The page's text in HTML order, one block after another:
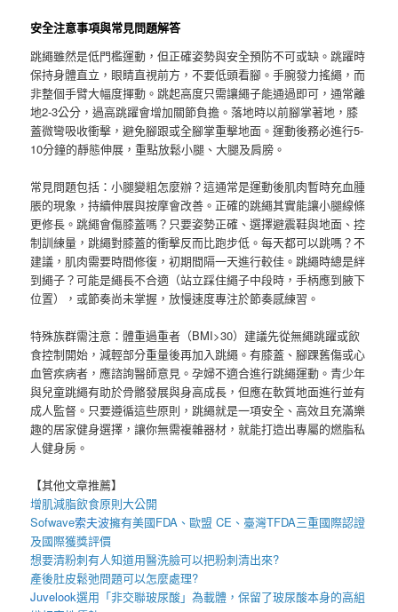
安全注意事項與常見問題解答
跳繩雖然是低門檻運動，但正確姿勢與安全預防不可或缺。跳躍時
保持身體直立，眼睛直視前方，不要低頭看腳。手腕發力搖繩，而
非整個手臂大幅度揮動。跳起高度只需讓繩子能通過即可，通常離
地2-3公分，過高跳躍會增加關節負擔。落地時以前腳掌著地，膝
蓋微彎吸收衝擊，避免腳跟或全腳掌重擊地面。運動後務必進行5-
10分鐘的靜態伸展，重點放鬆小腿、大腿及肩膀。
常見問題包括：小腿變粗怎麼辦？這通常是運動後肌肉暫時充血腫
脹的現象，持續伸展與按摩會改善。正確的跳繩其實能讓小腿線條
更修長。跳繩會傷膝蓋嗎？只要姿勢正確、選擇避震鞋與地面、控
制訓練量，跳繩對膝蓋的衝擊反而比跑步低。每天都可以跳嗎？不
建議，肌肉需要時間修復，初期間隔一天進行較佳。跳繩時總是絆
到繩子？可能是繩長不合適（站立踩住繩子中段時，手柄應到腋下
位置），或節奏尚未掌握，放慢速度專注於節奏感練習。
特殊族群需注意：體重過重者（BMI>30）建議先從無繩跳躍或飲
食控制開始，減輕部分重量後再加入跳繩。有膝蓋、腳踝舊傷或心
血管疾病者，應諮詢醫師意見。孕婦不適合進行跳繩運動。青少年
與兒童跳繩有助於骨骼發展與身高成長，但應在軟質地面進行並有
成人監督。只要遵循這些原則，跳繩就是一項安全、高效且充滿樂
趣的居家健身選擇，讓你無需複雜器材，就能打造出專屬的燃脂私
人健身房。
【其他文章推薦】
增肌減脂飲食原則大公開
Sofwave索夫波擁有美國FDA、歐盟 CE、臺灣TFDA三重國際認證
及國際獲獎評價
想要清粉刺有人知道用醫洗臉可以把粉刺清出來?
產後肚皮鬆弛問題可以怎麼處理?
Juvelook選用「非交聯玻尿酸」為載體，保留了玻尿酸本身的高組